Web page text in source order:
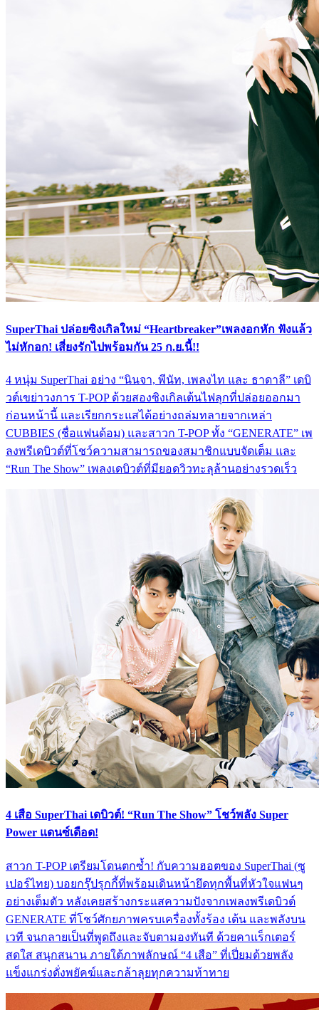
SuperThai ปล่อยซิงเกิลใหม่ “Heartbreaker”เพลงอกหัก ฟังแล้ว
ไม่หักอก! เสี่ยงรักไปพร้อมกัน 25 ก.ย.นี้!!
4 หนุ่ม SuperThai อย่าง “นินจา, พีนัท, เพลงไท และ ธาดาลี” เดบิ
วต์เขย่าวงการ T-POP ด้วยสองซิงเกิลเต้นไฟลุกที่ปล่อยออกมา
ก่อนหน้านี้ และเรียกกระแสได้อย่างถล่มทลายจากเหล่า
CUBBIES (ชื่อแฟนด้อม) และสาวก T-POP ทั้ง “GENERATE” เพ
ลงพรีเดบิวต์ที่โชว์ความสามารถของสมาชิกแบบจัดเต็ม และ
“Run The Show” เพลงเดบิวต์ที่มียอดวิวทะลุล้านอย่างรวดเร็ว
4 เสือ SuperThai เดบิวต์! “Run The Show” โชว์พลัง Super
Power แดนซ์เดือด!
สาวก T-POP เตรียมโดนตกซ้ำ! กับความฮอตของ SuperThai (ซู
เปอร์ไทย) บอยกรุ๊ปรุกกี้ที่พร้อมเดินหน้ายึดทุกพื้นที่หัวใจแฟนๆ
อย่างเต็มตัว หลังเคยสร้างกระแสความปังจากเพลงพรีเดบิวต์
GENERATE ที่โชว์ศักยภาพครบเครื่องทั้งร้อง เต้น และพลังบน
เวที จนกลายเป็นที่พูดถึงและจับตามองทันที ด้วยคาแร็กเตอร์
สดใส สนุกสนาน ภายใต้ภาพลักษณ์ “4 เสือ” ที่เปี่ยมด้วยพลัง
แข็งแกร่งดั่งพยัคฆ์และกล้าลุยทุกความท้าทาย